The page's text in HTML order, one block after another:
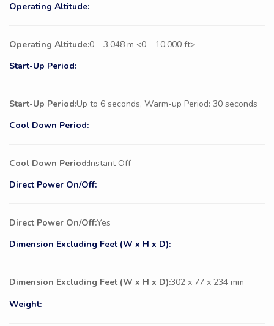
Operating Altitude:
Operating Altitude:0 – 3,048 m <0 – 10,000 ft>
Start-Up Period:
Start-Up Period:Up to 6 seconds, Warm-up Period: 30 seconds
Cool Down Period:
Cool Down Period:Instant Off
Direct Power On/Off:
Direct Power On/Off:Yes
Dimension Excluding Feet (W x H x D):
Dimension Excluding Feet (W x H x D):302 x 77 x 234 mm
Weight: